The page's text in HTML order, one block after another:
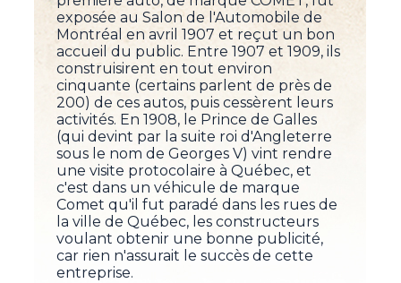
exposée au Salon de l'Automobile de
Montréal en avril 1907 et reçut un bon
accueil du public. Entre 1907 et 1909, ils
construisirent en tout environ
cinquante (certains parlent de près de
200) de ces autos, puis cessèrent leurs
activités. En 1908, le Prince de Galles
(qui devint par la suite roi d'Angleterre
sous le nom de Georges V) vint rendre
une visite protocolaire à Québec, et
c'est dans un véhicule de marque
Comet qu'il fut paradé dans les rues de
la ville de Québec, les constructeurs
voulant obtenir une bonne publicité,
car rien n'assurait le succès de cette
entreprise.